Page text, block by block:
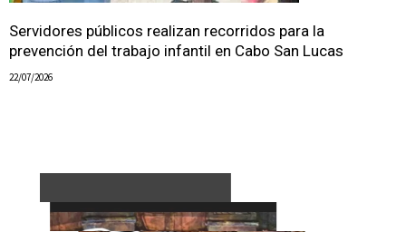
Servidores públicos realizan recorridos para la
prevención del trabajo infantil en Cabo San Lucas
22/07/2026